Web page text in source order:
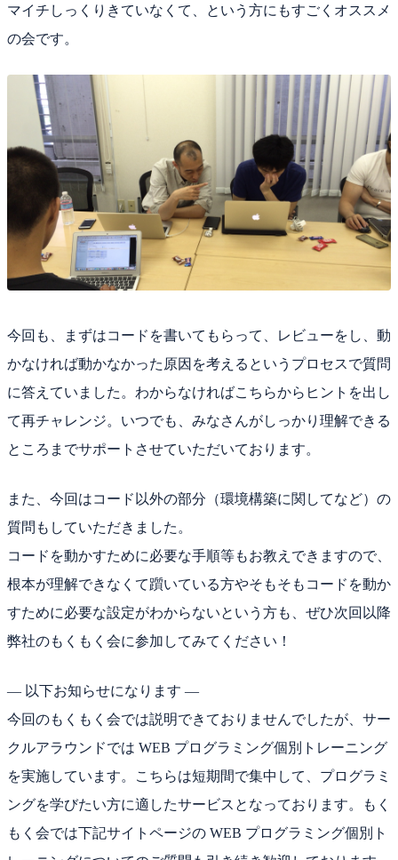
マイチしっくりきていなくて、という方にもすごくオススメ
の会です。
今回も、まずはコードを書いてもらって、レビューをし、動
かなければ動かなかった原因を考えるというプロセスで質問
に答えていました。わからなければこちらからヒントを出し
て再チャレンジ。いつでも、みなさんがしっかり理解できる
ところまでサポートさせていただいております。
また、今回はコード以外の部分（環境構築に関してなど）の
質問もしていただきました。
コードを動かすために必要な手順等もお教えできますので、
根本が理解できなくて躓いている方やそもそもコードを動か
すために必要な設定がわからないという方も、ぜひ次回以降
弊社のもくもく会に参加してみてください！
— 以下お知らせになります —
今回のもくもく会では説明できておりませんでしたが、サー
クルアラウンドでは WEB プログラミング個別トレーニング
を実施しています。こちらは短期間で集中して、プログラミ
ングを学びたい方に適したサービスとなっております。もく
もく会では下記サイトページの WEB プログラミング個別ト